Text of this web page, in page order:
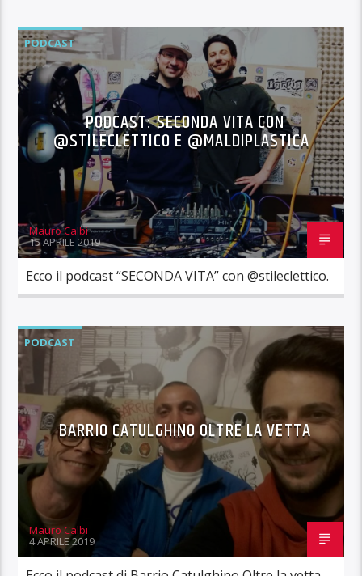
PODCAST
PODCAST: SECONDA VITA CON
@STILECLETTICO E @MALDIPLASTICA
Mauro Calbi
15 APRILE 2019
Ecco il podcast “SECONDA VITA” con @stileclettico.
PODCAST
BARRIO CATULGHINO OLTRE LA VETTA
Mauro Calbi
4 APRILE 2019